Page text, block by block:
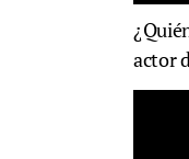
actor